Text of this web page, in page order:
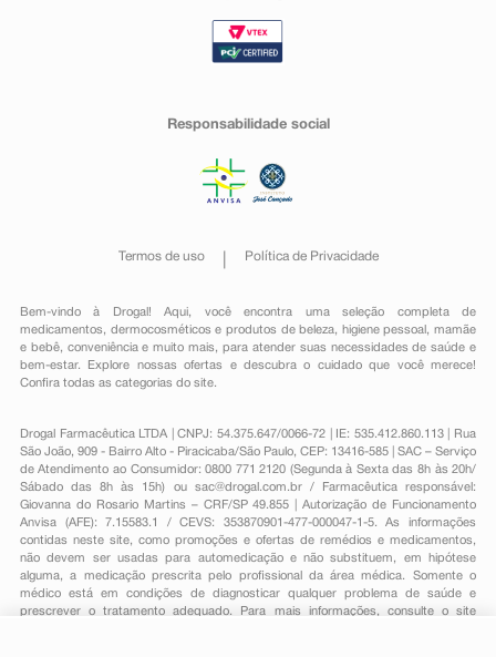
Responsabilidade social
Termos de uso Política de Privacidade
Bem-vindo à Drogal! Aqui, você encontra uma seleção completa de
medicamentos , dermocosméticos e produtos de beleza, higiene pessoal ,mamãe
e bebê, conveniênciae muito mais, para atender suas necessidades de saúde e
bem-estar. Explore nossas ofertas e descubra o cuidado que você merece!
Confira todas as categorias do site.
Drogal Farmacêutica LTDA | CNPJ: 54.375.647/0066-72 | IE: 535.412.860.113 | Rua
São João, 909 - Bairro Alto - Piracicaba/São Paulo, CEP: 13416-585 | SAC – Serviço
de Atendimento ao Consumidor: 0800 771 2120 (Segunda à Sexta das 8h às 20h/
Sábado das 8h às 15h) ou sac@drogal.com.br/ Farmacêutica responsável:
Giovanna do Rosario Martins – CRF/SP 49.855 | Autorização de Funcionamento
Anvisa (AFE): 7.15583.1 / CEVS: 353870901-477-000047-1-5. As informações
contidas neste site, como promoções e ofertas de remédios e medicamentos,
não devem ser usadas para automedicação e não substituem, em hipótese
alguma, a medicação prescrita pelo profissional da área médica. Somente o
médico está em condições de diagnosticar qualquer problema de saúde e
prescrever o tratamento adequado. Para mais informações, consulte o site